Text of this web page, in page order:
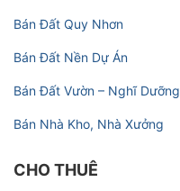
Bán Đất Quy Nhơn
Bán Đất Nền Dự Án
Bán Đất Vườn – Nghĩ Dưỡng
Bán Nhà Kho, Nhà Xưởng
CHO THUÊ